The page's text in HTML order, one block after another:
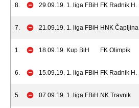
8. 29.09.19. 1. liga FBiH FK Radnik H.
7. 21.09.19. 1. liga FBiH HNK Čapljina
1. 18.09.19. Kup BiH FK Olimpik
6. 15.09.19. 1. liga FBiH FK Radnik H.
5. 07.09.19. 1. liga FBiH NK Travnik